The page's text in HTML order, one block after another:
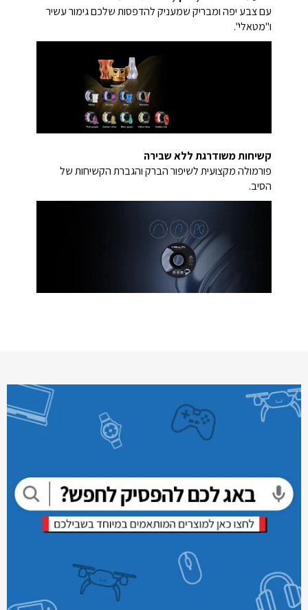
עם צבע יפה ומבריק שמעניק להדפסות שלכם גימור עשיר
ו"מטאלי".
קשיחות משודרגת ללא שבירה
פורמולה מקצועית לשיפור הברק והגברת הקשיחות של
הסיב.